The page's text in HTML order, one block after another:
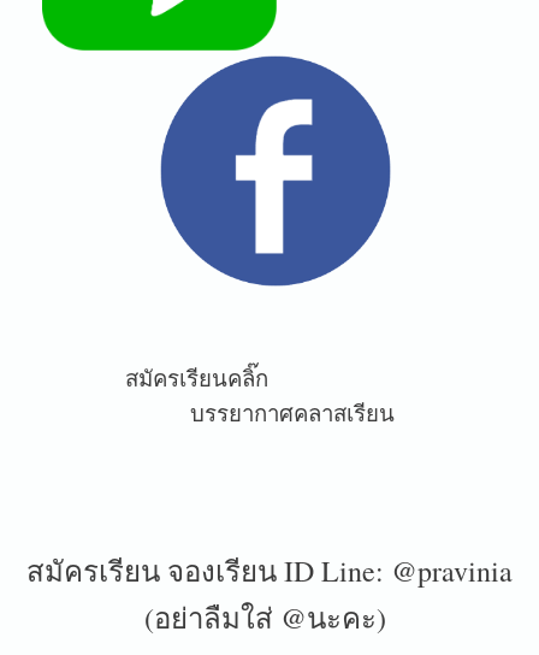
สมัครเรียนคลิ๊ก
บรรยากาศคลาสเรียน
สมัครเรียน จองเรียน ID Line: @pravinia
(อย่าลืมใส่ @นะคะ)